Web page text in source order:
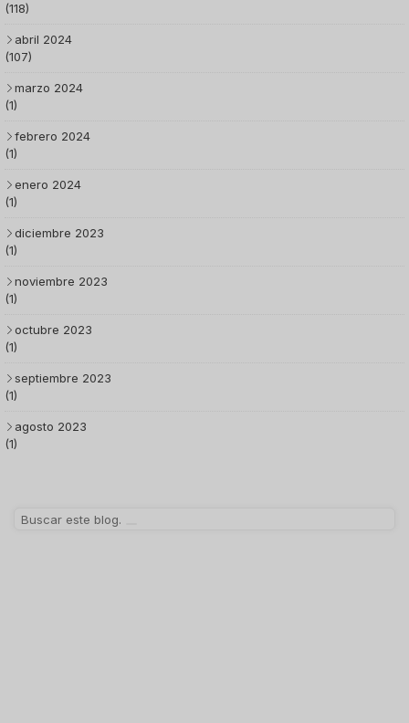
(118)
abril 2024
(107)
marzo 2024
(1)
febrero 2024
(1)
enero 2024
(1)
diciembre 2023
(1)
noviembre 2023
(1)
octubre 2023
(1)
septiembre 2023
(1)
agosto 2023
(1)